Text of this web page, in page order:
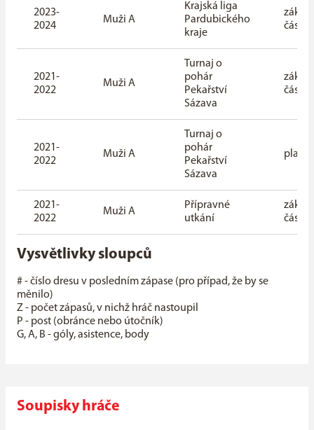
2023-
2024
Muži A
Krajská liga
Pardubického
kraje
část
2021-
2022
Muži A
Turnaj o
pohár
Pekařství
Sázava
část
2021-
2022
Muži A
Turnaj o
pohár
Pekařství
Sázava
2021-
2022
Muži A
Přípravné
utkání
část
Vysvětlivky sloupců
# - číslo dresu v posledním zápase (pro případ, že by se
měnilo)
Z - počet zápasů, v nichž hráč nastoupil
P - post (obránce nebo útočník)
G, A, B - góly, asistence, body
Soupisky hráče